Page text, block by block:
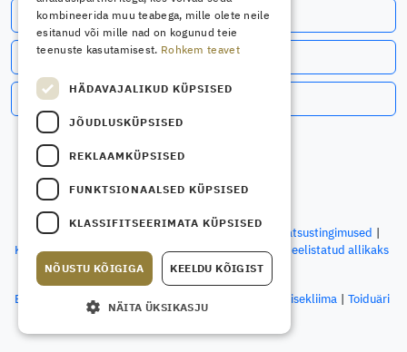
Telli uudiskiri
Jälgi meid Facebookis
Jälgi meid LinkedInis
Kontakt
Privaatsustingimused
Küpsiste sätted
Määra Elektriala Google’i otsingus eelistatud allikaks
Spetsialisti väljaanded:
Ehitusbörs
Ehitusleht Elektriala Sisekliima Toiduäri
kombineerida muu teabega, mille olete neile
esitanud või mille nad on kogunud teie
teenuste kasutamisest. Rohkem teavet
HÄDAVAJALIKUD KÜPSISED
JÕUDLUSKÜPSISED
REKLAAMKÜPSISED
FUNKTSIONAALSED KÜPSISED
KLASSIFITSEERIMATA KÜPSISED
NÕUSTU KÕIGIGA KEELDU KÕIGIST
NÄITA ÜKSIKASJU